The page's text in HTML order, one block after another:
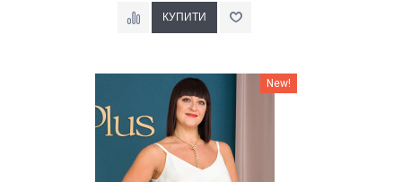
Наклейки Варіант з % New!